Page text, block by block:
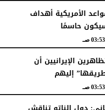
الأمريكية أهداف
حاسمًا
03:53 صـ
الإيرانيين أن
إليهم
03:53 صـ